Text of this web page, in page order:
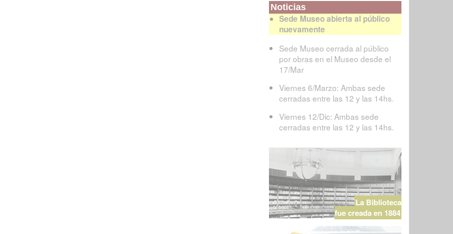
Noticias
Sede Museo abierta al público
nuevamente
Sede Museo cerrada al público
por obras en el Museo desde el
17/Mar
Viernes 6/Marzo: Ambas sede
cerradas entre las 12 y las 14hs.
Viernes 12/Dic: Ambas sede
cerradas entre las 12 y las 14hs.
La Biblioteca
fue creada en 1884